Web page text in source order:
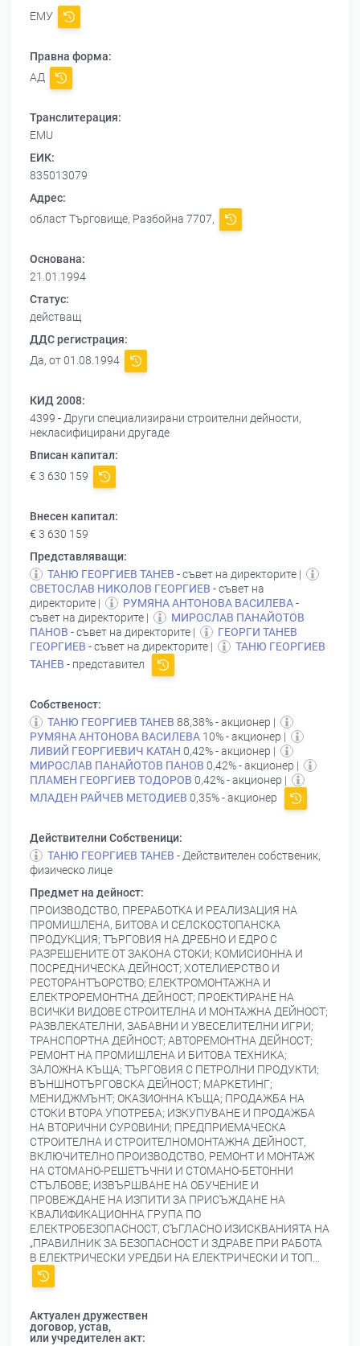
ЕМУ
Правна форма:
АД
Транслитерация:
EMU
ЕИК:
835013079
Адрес:
област Търговище, Разбойна 7707,
Основана:
21.01.1994
Статус:
действащ
ДДС регистрация:
Да, от 01.08.1994
КИД 2008:
4399 - Други специализирани строителни дейности,
некласифицирани другаде
Вписан капитал:
€ 3 630 159
Внесен капитал:
€ 3 630 159
Представляващи:
ТАНЮ ГЕОРГИЕВ ТАНЕВ - съвет на директорите |
СВЕТОСЛАВ НИКОЛОВ ГЕОРГИЕВ - съвет на
директорите |
РУМЯНА АНТОНОВА ВАСИЛЕВА-
съвет на директорите |
МИРОСЛАВ ПАНАЙОТОВ
ПАНОВ - съвет на директорите |
ГЕОРГИ ТАНЕВ
ГЕОРГИЕВ - съвет на директорите |
ТАНЮ ГЕОРГИЕВ
ТАНЕВ - представител
Собственост:
ТАНЮ ГЕОРГИЕВ ТАНЕВ 88,38% - акционер |
РУМЯНА АНТОНОВА ВАСИЛЕВА 10% - акционер |
ЛИВИЙ ГЕОРГИЕВИЧ КАТАН 0,42% - акционер |
МИРОСЛАВ ПАНАЙОТОВ ПАНОВ 0,42% - акционер |
ПЛАМЕН ГЕОРГИЕВ ТОДОРОВ 0,42% - акционер |
МЛАДЕН РАЙЧЕВ МЕТОДИЕВ 0,35% - акционер
Действителни Собственици:
ТАНЮ ГЕОРГИЕВ ТАНЕВ - Действителен собственик,
физическо лице
Предмет на дейност:
ПРОИЗВОДСТВО, ПРЕРАБОТКА И РЕАЛИЗАЦИЯ НА
ПРОМИШЛЕНА, БИТОВА И СЕЛСКОСТОПАНСКА
ПРОДУКЦИЯ; ТЪРГОВИЯ НА ДРЕБНО И ЕДРО С
РАЗРЕШЕНИТЕ ОТ ЗАКОНА СТОКИ; КОМИСИОННА И
ПОСРЕДНИЧЕСКА ДЕЙНОСТ; ХОТЕЛИЕРСТВО И
РЕСТОРАНТЪОРСТВО; ЕЛЕКТРОМОНТАЖНА И
ЕЛЕКТРОРЕМОНТНА ДЕЙНОСТ; ПРОЕКТИРАНЕ НА
ВСИЧКИ ВИДОВЕ СТРОИТЕЛНА И МОНТАЖНА ДЕЙНОСТ;
РАЗВЛЕКАТЕЛНИ, ЗАБАВНИ И УВЕСЕЛИТЕЛНИ ИГРИ;
ТРАНСПОРТНА ДЕЙНОСТ; АВТОРЕМОНТНА ДЕЙНОСТ;
РЕМОНТ НА ПРОМИШЛЕНА И БИТОВА ТЕХНИКА;
ЗАЛОЖНА КЪЩА; ТЪРГОВИЯ С ПЕТРОЛНИ ПРОДУКТИ;
ВЪНШНОТЪРГОВСКА ДЕЙНОСТ; МАРКЕТИНГ;
МЕНИДЖМЪНТ; ОКАЗИОННА КЪЩА; ПРОДАЖБА НА
СТОКИ ВТОРА УПОТРЕБА; ИЗКУПУВАНЕ И ПРОДАЖБА
НА ВТОРИЧНИ СУРОВИНИ; ПРЕДПРИЕМАЧЕСКА
СТРОИТЕЛНА И СТРОИТЕЛНОМОНТАЖНА ДЕЙНОСТ,
ВКЛЮЧИТЕЛНО ПРОИЗВОДСТВО, РЕМОНТ И МОНТАЖ
НА СТОМАНО-РЕШЕТЪЧНИ И СТОМАНО-БЕТОННИ
СТЪЛБОВЕ; ИЗВЪРШВАНЕ НА ОБУЧЕНИЕ И
ПРОВЕЖДАНЕ НА ИЗПИТИ ЗА ПРИСЪЖДАНЕ НА
КВАЛИФИКАЦИОННА ГРУПА ПО
ЕЛЕКТРОБЕЗОПАСНОСТ, СЪГЛАСНО ИЗИСКВАНИЯТА НА
„ПРАВИЛНИК ЗА БЕЗОПАСНОСТ И ЗДРАВЕ ПРИ РАБОТА
В ЕЛЕКТРИЧЕСКИ УРЕДБИ НА ЕЛЕКТРИЧЕСКИ И ТОП...
Актуален дружествен
договор, устав,
или учредителен акт: